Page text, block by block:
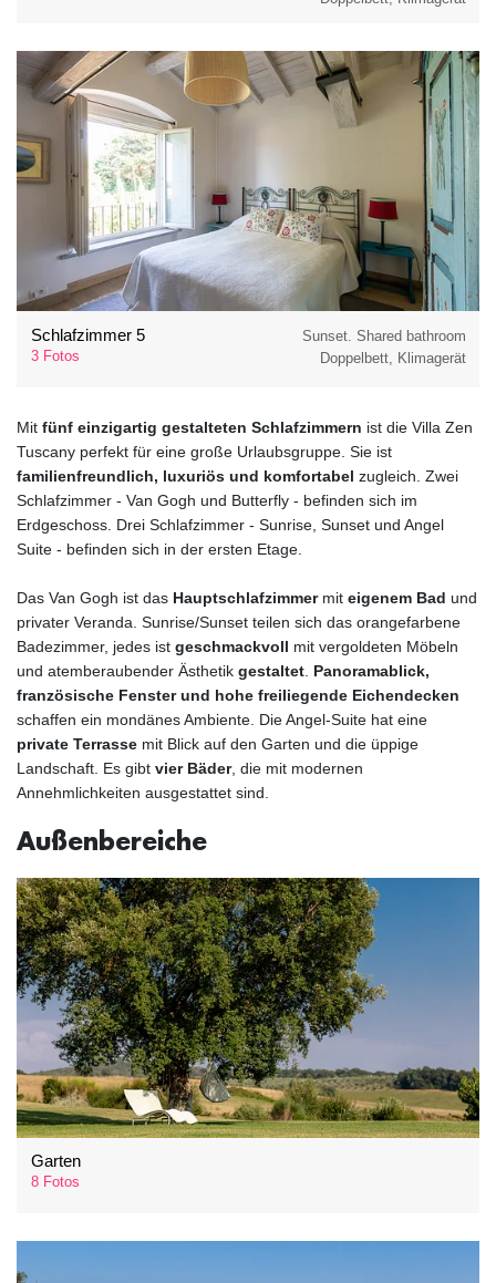
Schlafzimmer 5
3 Fotos
Sunset. Shared bathroom
Doppelbett, Klimagerät
Mit fünf einzigartig gestalteten Schlafzimmern ist die Villa Zen
Tuscany perfekt für eine große Urlaubsgruppe. Sie ist
familienfreundlich, luxuriös und komfortabel zugleich. Zwei
Schlafzimmer - Van Gogh und Butterfly - befinden sich im
Erdgeschoss. Drei Schlafzimmer - Sunrise, Sunset und Angel
Suite - befinden sich in der ersten Etage.
Das Van Gogh ist das Hauptschlafzimmermit eigenem Bad und
privater Veranda. Sunrise/Sunset teilen sich das orangefarbene
Badezimmer, jedes ist geschmackvoll mit vergoldeten Möbeln
und atemberaubender Ästhetik gestaltet Panoramablick,
französische Fenster und hohe freiliegende Eichendecken
schaffen ein mondänes Ambiente. Die Angel-Suite hat eine
private Terrasse mit Blick auf den Garten und die üppige
Landschaft. Es gibt vier Bäder, die mit modernen
Annehmlichkeiten ausgestattet sind.
Außenbereiche
Garten
8 Fotos